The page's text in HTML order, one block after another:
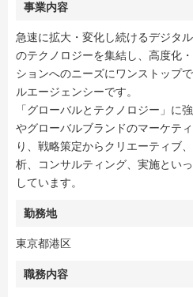
事業内容
急速に拡大・変化し続けるデジタ
のテクノロジーを集結し、高度化
ションへのニーズにワンストップ
ルエージェンシーです。
「グローバルとテクノロジー」に
やグローバルブランドのマーケテ
り、戦略策定からクリエーティブ
析、コンサルティング、実施とい
しています。
勤務地
東京都港区
職務内容